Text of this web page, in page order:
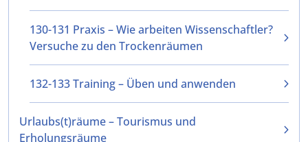
130-131 Praxis – Wie arbeiten Wissenschaftler?
Versuche zu den Trockenräumen
132-133 Training – Üben und anwenden
Urlaubs(t)räume – Tourismus und
Erholungsräume